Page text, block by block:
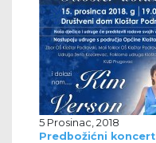
5 Prosinac, 2018
Predbožićni koncert